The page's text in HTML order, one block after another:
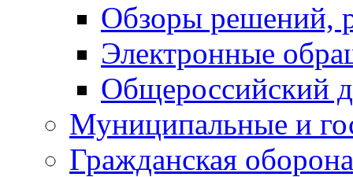
Обзоры решений,
Электронные
Общероссийский
Муниципальные и
Гражданская